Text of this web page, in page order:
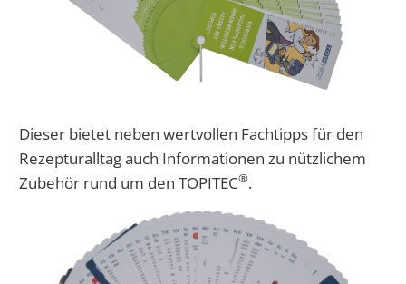
Dieser bietet neben wertvollen Fachtipps für den
Rezepturalltag auch Informationen zu nützlichem
Zubehör rund um den TOPITEC®.